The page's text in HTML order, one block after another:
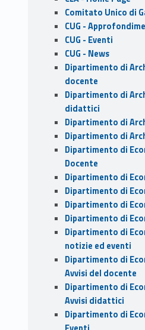
Comitato Unico di
CUG -
CUG - Eventi
CUG - News
Dipartimento di
docente
Dipartimento di
didattici
Dipartimento di
Dipartimento di
Dipartimento di
Docente
Dipartimento di
Dipartimento di
Dipartimento di
Dipartimento di
Dipartimento di
notizie ed eventi
Dipartimento di
Avvisi del docente
Dipartimento di
Avvisi didattici
Dipartimento di